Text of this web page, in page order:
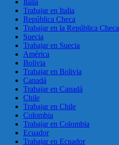
Italia
Trabajar en Italia
República Checa
Trabajar en la República Checa
Suecia
Trabajar en Suecia
América
Bolivia
Trabajar en Bolivia
Canadá
Trabajar en Canadá
Chile
Trabajar en Chile
Colombia
Trabajar en Colombia
Ecuador
Trabajar en Ecuador